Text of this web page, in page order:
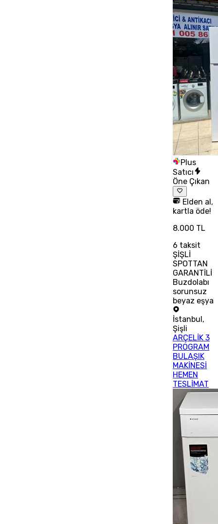
Plus
Satıcı
Öne Çıkan
Elden al,
kartla öde!
8.000 TL
6 taksit
ŞİŞLİ
SPOTTAN
GARANTİLİ
Buzdolabı
sorunsuz
beyaz eşya
İstanbul ,
Şişli
ARÇELİK 3
PROGRAM
BULAŞIK
MAKİNESİ
HEMEN
TESLİMAT